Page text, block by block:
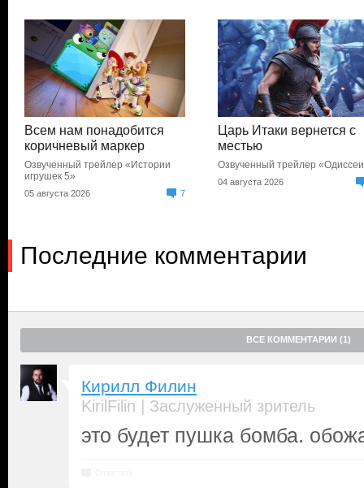
Всем нам понадобится
коричневый маркер
Озвученный трейлер «Истории
игрушек 5»
05 августа 2026 7
Царь Итаки вернется с
местью
Озвученный трейлер
04 августа 2026
Последние комментарии
ВСЕ КОММЕНТАРИИ (1)
Кирилл Филин
KirilFilin | Заслуженный зритель
это будет пушка бомба.